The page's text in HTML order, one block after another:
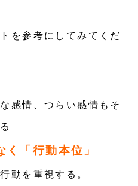
を参考にしてみてくだ
感情、つらい感情もそ
「行動本位」
動を重視する。